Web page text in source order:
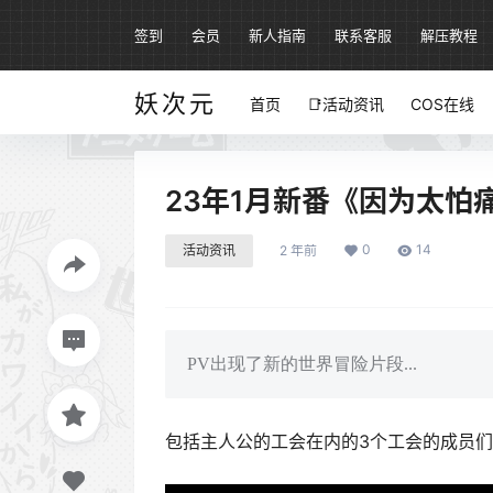
签到 会员 新人指南 联系客服 解压教程
妖次元 首页 📑活动资讯 COS在线
23年1月新番《因为太怕
活动资讯 2 年前 0 14
PV出现了新的世界冒险片段...
包括主人公的工会在内的3个工会的成员